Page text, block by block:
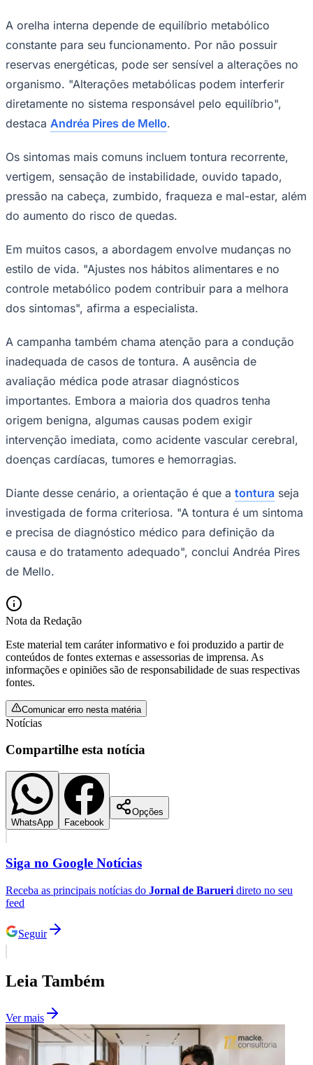
Corinthians
São Paulo
A orelha interna depende de equilíbrio metabólico
constante para seu funcionamento. Por não possuir
reservas energéticas, pode ser sensível a alterações no
organismo. "Alterações metabólicas podem interferir
diretamente no sistema responsável pelo equilíbrio",
destaca Andréa Pires de Mello.
Os sintomas mais comuns incluem tontura recorrente,
vertigem, sensação de instabilidade, ouvido tapado,
pressão na cabeça, zumbido, fraqueza e mal-estar, além
do aumento do risco de quedas.
Em muitos casos, a abordagem envolve mudanças no
estilo de vida. "Ajustes nos hábitos alimentares e no
controle metabólico podem contribuir para a melhora
dos sintomas", afirma a especialista.
A campanha também chama atenção para a condução
inadequada de casos de tontura. A ausência de
avaliação médica pode atrasar diagnósticos
importantes. Embora a maioria dos quadros tenha
origem benigna, algumas causas podem exigir
intervenção imediata, como acidente vascular cerebral,
doenças cardíacas, tumores e hemorragias.
Diante desse cenário, a orientação é que a tontura seja
investigada de forma criteriosa. "A tontura é um sintoma
e precisa de diagnóstico médico para definição da
causa e do tratamento adequado", conclui Andréa Pires
de Mello.
Nota da Redação
Este material tem caráter informativo e foi produzido a partir de
conteúdos de fontes externas e assessorias de imprensa. As
informações e opiniões são de responsabilidade de suas respectivas
fontes.
Comunicar erro nesta matéria
Notícias
Compartilhe esta notícia
WhatsApp Facebook
Opções
Siga no Google Notícias
Receba as principais notícias do Jornal de Barueri direto no seu
feed
Seguir
Leia Também
Ver mais